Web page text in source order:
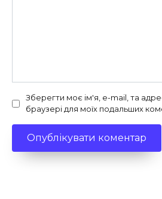
Зберегти моє ім'я, e-mail, та
браузері для моїх подальших